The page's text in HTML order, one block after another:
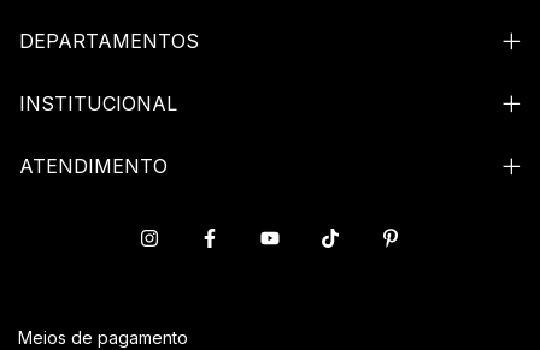
DEPARTAMENTOS
INSTITUCIONAL
ATENDIMENTO
Meios de pagamento